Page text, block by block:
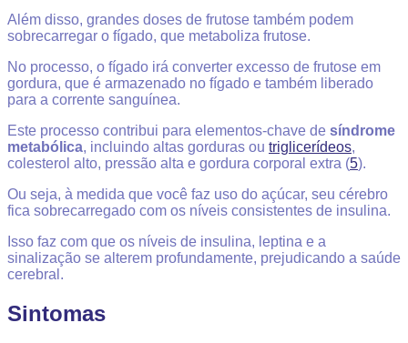
Além disso, grandes doses de frutose também podem
sobrecarregar o fígado, que metaboliza frutose.
No processo, o fígado irá converter excesso de frutose em
gordura, que é armazenado no fígado e também liberado
para a corrente sanguínea.
Este processo contribui para elementos-chave de síndrome
metabólica, incluindo altas gorduras ou triglicerídeos,
colesterol alto, pressão alta e gordura corporal extra (5).
Ou seja, à medida que você faz uso do açúcar, seu cérebro
fica sobrecarregado com os níveis consistentes de insulina.
Isso faz com que os níveis de insulina, leptina e a
sinalização se alterem profundamente, prejudicando a saúde
cerebral.
Sintomas